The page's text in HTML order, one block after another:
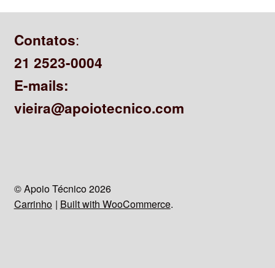
Contatos:
21 2523-0004
E-mails:
vieira@apoiotecnico.com
© Apoio Técnico 2026
Carrinho
Built with WooCommerce.